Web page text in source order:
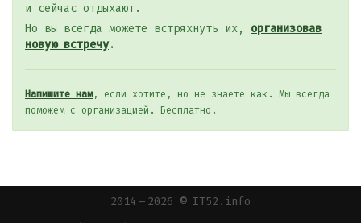
и сейчас отдыхают.
Но вы всегда можете встряхнуть их, организовав
новую встречу.
Напишите нам, если хотите, но не знаете как. Мы всегда
поможем с организацией. Бесплатно.
2014 — 2026 © IT52.info